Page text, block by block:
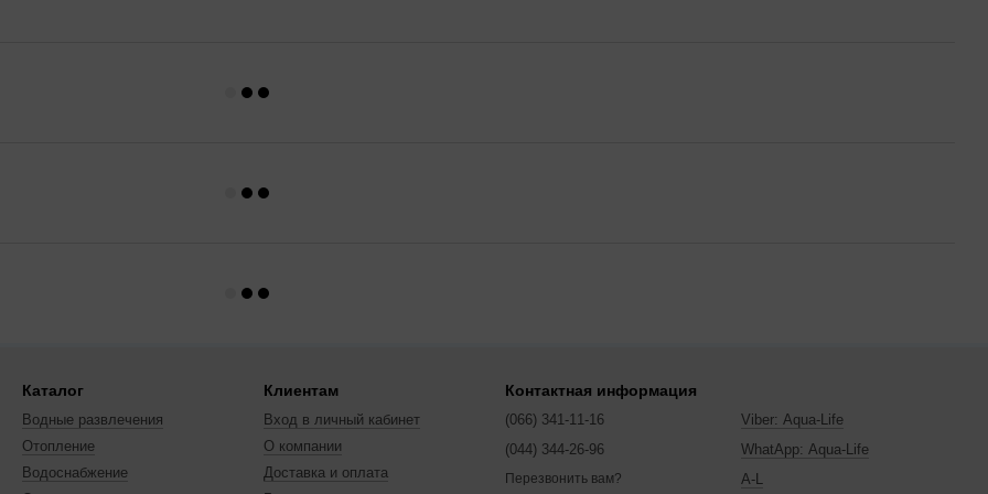
Каталог
Водные развлечения
Отопление
Водоснабжение
Клиентам
Вход в личный кабинет
О компании
Доставка и оплата
Контактная информация
(066) 341-11-16
(044) 344-26-96
Перезвонить вам?
Viber: Aqua-Life
WhatApp: Aqua-Life
A-L